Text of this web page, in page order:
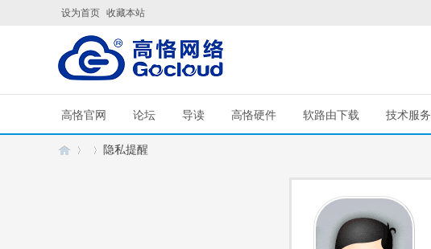
设为首页 收藏本站
高恪官网 论坛 导读 高恪硬件 软路由下载 技术服务
隐私提醒